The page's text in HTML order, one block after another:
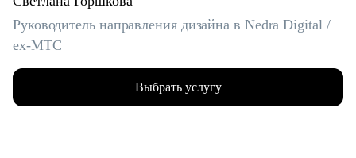
Руководитель направления дизайна в Nedra Digital /
ex-МТС
Выбрать услугу